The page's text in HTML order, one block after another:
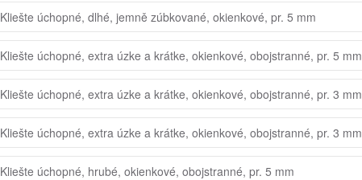
Kliešte úchopné, dlhé, jemně zúbkované, okienkové, pr. 5 mm
Kliešte úchopné, extra úzke a krátke, okienkové, obojstranné, pr. 5 mm
Kliešte úchopné, extra úzke a krátke, okienkové, obojstranné, pr. 3 mm
Kliešte úchopné, extra úzke a krátke, okienkové, obojstranné, pr. 3 mm
Kliešte úchopné, hrubé, okienkové, obojstranné, pr. 5 mm